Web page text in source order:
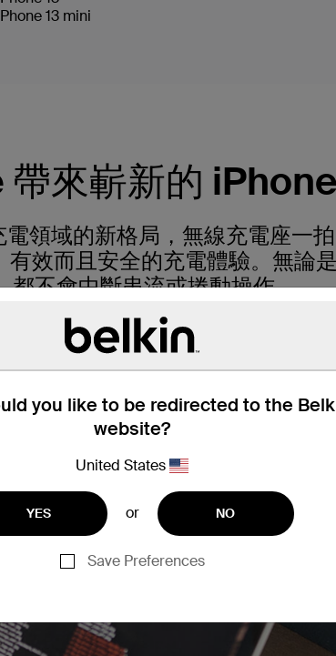
you like to be redirected to the
website?
United States
YES or NO
Save Preferences
13 mini
來嶄新的
領域的新格局，無線充電座一
有效而且安全的充電體驗。無論
都不會中斷串流或捲動操作。